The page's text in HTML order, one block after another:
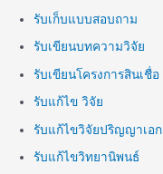
รับเก็บแบบสอบถาม
รับเขียนบทความวิจัย
รับเขียนโครงการสินเชื่อ
รับแก้ไข วิจัย
รับแก้ไขวิจัยปริญญาเอก
รับแก้ไขวิทยานิพนธ์